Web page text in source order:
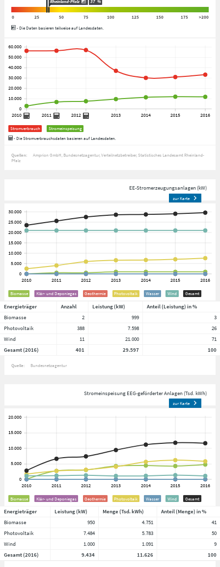
Rheinland-Pfalz 37 %
0 25 50 75 100 125 150 175
>200
- Die Daten basieren teilweise auf Landesdaten.
Stromverbrauch
Stromeinspeisung
- Die Stromverbrauchsdaten basieren auf Landesdaten.
Quellen: Amprion GmbH Bundesnetzagentur Verteilnetzbetreiber Statistisches Landesamt Rheinland-
Pfalz
EE-Stromerzeugungsanlagen (kW)
zur Karte
Biomasse Klär- und Deponiegas Geothermie Photovoltaik Wasser Wind Gesamt
Energieträger Anzahl Leistung (kW)
Anteil (Leistung) in %
Biomasse
2 999
3
Photovoltaik
388 7.598
26
Wind
11 21.000
71
Gesamt (2016)
401 29.597 100
Quelle: Bundesnetzagentur
Stromeinspeisung EEG-geförderter Anlagen (Tsd. kWh)
zur Karte
Biomasse Klär- und Deponiegas Geothermie Photovoltaik Wasser Wind Gesamt
Energieträger Leistung (kW) Menge (Tsd. kWh)
Anteil (Menge) in %
Biomasse
950 4.751
41
Photovoltaik
7.484 5.783
50
Wind
1.000 1.091
9
Gesamt (2016)
9.434 11.626 100